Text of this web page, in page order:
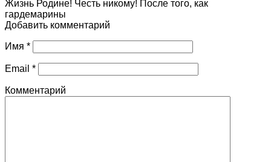
Жизнь Родине! Честь никому! После того, как
гардемарины
Добавить комментарий
Имя *
Email *
Комментарий